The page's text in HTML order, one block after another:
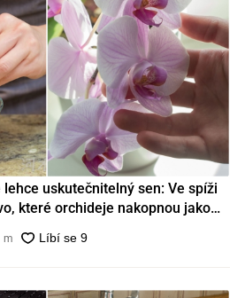
uskutečnitelný sen: Ve spíži
které orchideje nakopnou jako
m